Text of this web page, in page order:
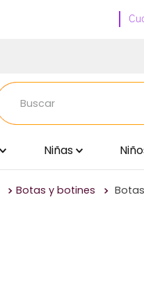
Buscar
Niñas
Botas y botines
Botas
TÉRMINOS MÁS BUSCADOS
1.
zapatillas
via uno